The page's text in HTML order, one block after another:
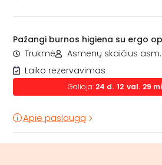
Pažangi burnos higiena su ergo
Trukmė
Asmenų skaičius asm.
Laiko rezervavimas
Galioja: 24 d. 12 val. 29
Apie paslaugą